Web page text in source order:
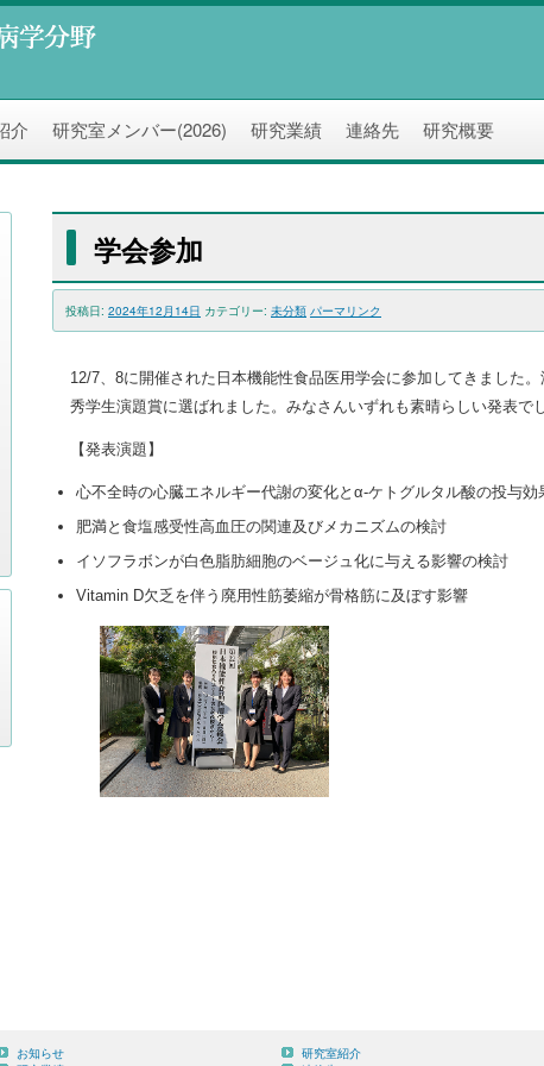
介 研究室メンバー(2026) 研究業績 連絡先 研究概要
学会参加
投稿日: 2024年12月14日 カテゴリー: 未分類 パーマリンク
12/7、8に開催された日本機能性食品医用学会に参加してきました
秀学生演題賞に選ばれました。みなさんいずれも素晴らしい発表でし
【発表演題】
心不全時の心臓エネルギー代謝の変化とα-ケトグルタル酸の投与効
肥満と食塩感受性高血圧の関連及びメカニズムの検討
イソフラボンが白色脂肪細胞のベージュ化に与える影響の検討
Vitamin D欠乏を伴う廃用性筋萎縮が骨格筋に及ぼす影響
お知らせ
研究室紹介